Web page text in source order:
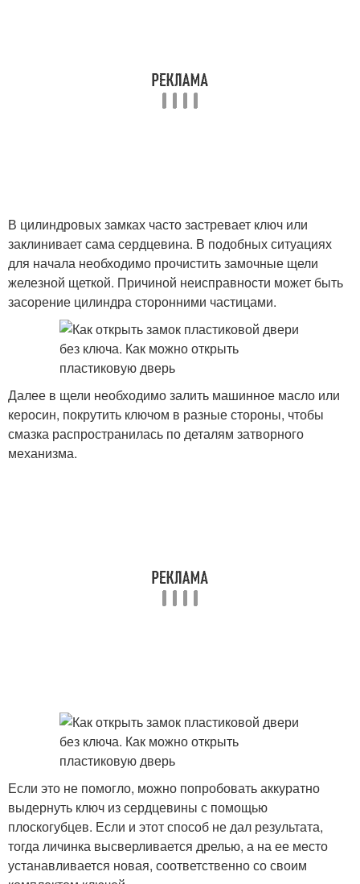
В цилиндровых замках часто застревает ключ или
заклинивает сама сердцевина. В подобных ситуациях
для начала необходимо прочистить замочные щели
железной щеткой. Причиной неисправности может быть
засорение цилиндра сторонними частицами.
Далее в щели необходимо залить машинное масло или
керосин, покрутить ключом в разные стороны, чтобы
смазка распространилась по деталям затворного
механизма.
Если это не помогло, можно попробовать аккуратно
выдернуть ключ из сердцевины с помощью
плоскогубцев. Если и этот способ не дал результата,
тогда личинка высверливается дрелью, а на ее место
устанавливается новая, соответственно со своим